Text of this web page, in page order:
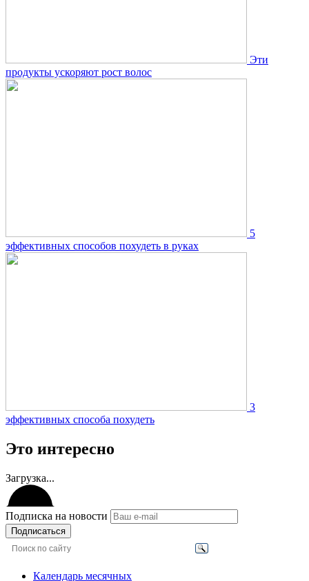
Эти
продукты ускоряют рост волос
5
эффективных способов похудеть в руках
3
эффективных способа похудеть
Это интересно
Загрузка...
Подписка на новости
Подписаться
Календарь месячных